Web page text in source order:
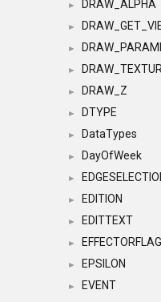
► DRAW_ALPHA
►
►
►
► DRAW_Z
► DTYPE
► DataTypes
► DayOfWeek
►
► EDITION
► EDITTEXT
►
► EPSILON
►
EVENT